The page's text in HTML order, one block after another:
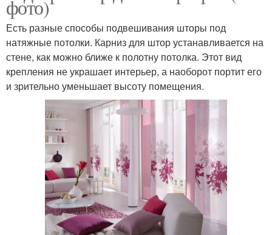
фото)
Есть разные способы подвешивания шторы под
натяжные потолки. Карниз для штор устанавливается на
стене, как можно ближе к полотну потолка. Этот вид
крепления не украшает интерьер, а наоборот портит его
и зрительно уменьшает высоту помещения.